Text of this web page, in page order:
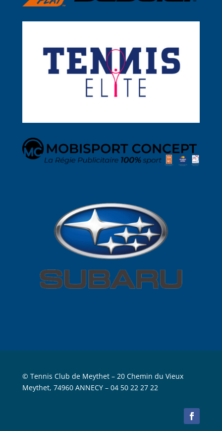
© Tennis Club de Meythet – 20 Chemin du Vieux
Meythet, 74960 ANNECY– 04 50 22 27 22